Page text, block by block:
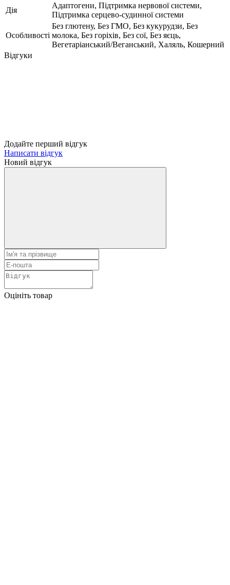
Дія
Адаптогени, Підтримка нервової системи,
Підтримка серцево-судинної системи
Особливості
Без глютену, Без ГМО, Без кукурудзи, Без
молока, Без горіхів, Без сої, Без яєць,
Вегетаріанський/Веганський, Халяль, Кошерний
Відгуки
Додайте перший відгук
Написати відгук
Новий відгук
Оцініть товар